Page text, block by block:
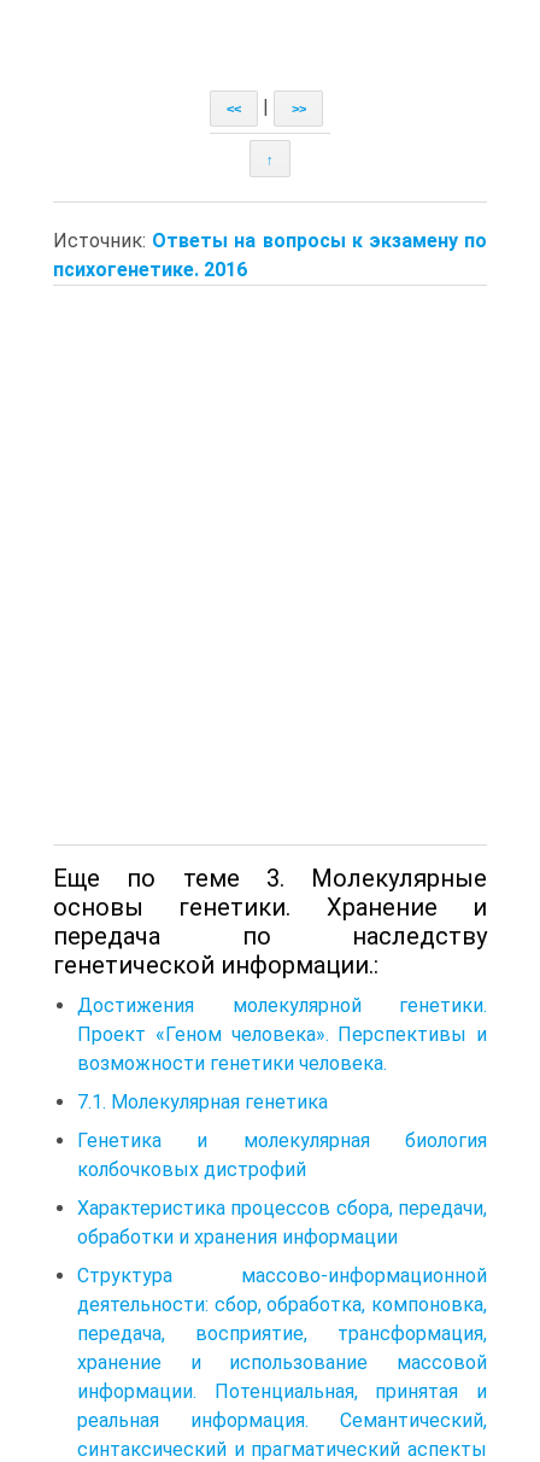
<< >>
↑
Источник: Ответы на вопросы к экзамену по
психогенетике. 2016
Еще по теме 3. Молекулярные
основы генетики. Хранение и
передача по на­следству
генетической информации.:
Достижения молекулярной генетики.
Проект «Геном человека». Перспективы и
возможности генетики человека.
7.1. Молекулярная генетика
Генетика и молекулярная биология
колбочковых дистрофий
Характеристика процессов сбора, передачи,
обработки и хранения информации
Структура массово-информационной
деятельности: сбор, обработка, компоновка,
передача, восприятие, трансформация,
хранение и использование массовой
информации. Потенциальная, принятая и
реальная информация. Семантический,
синтаксический и прагматический аспекты